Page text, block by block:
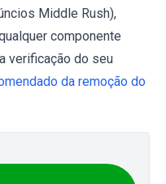
Middle Rush),
componente
verificação do seu
da remoção do